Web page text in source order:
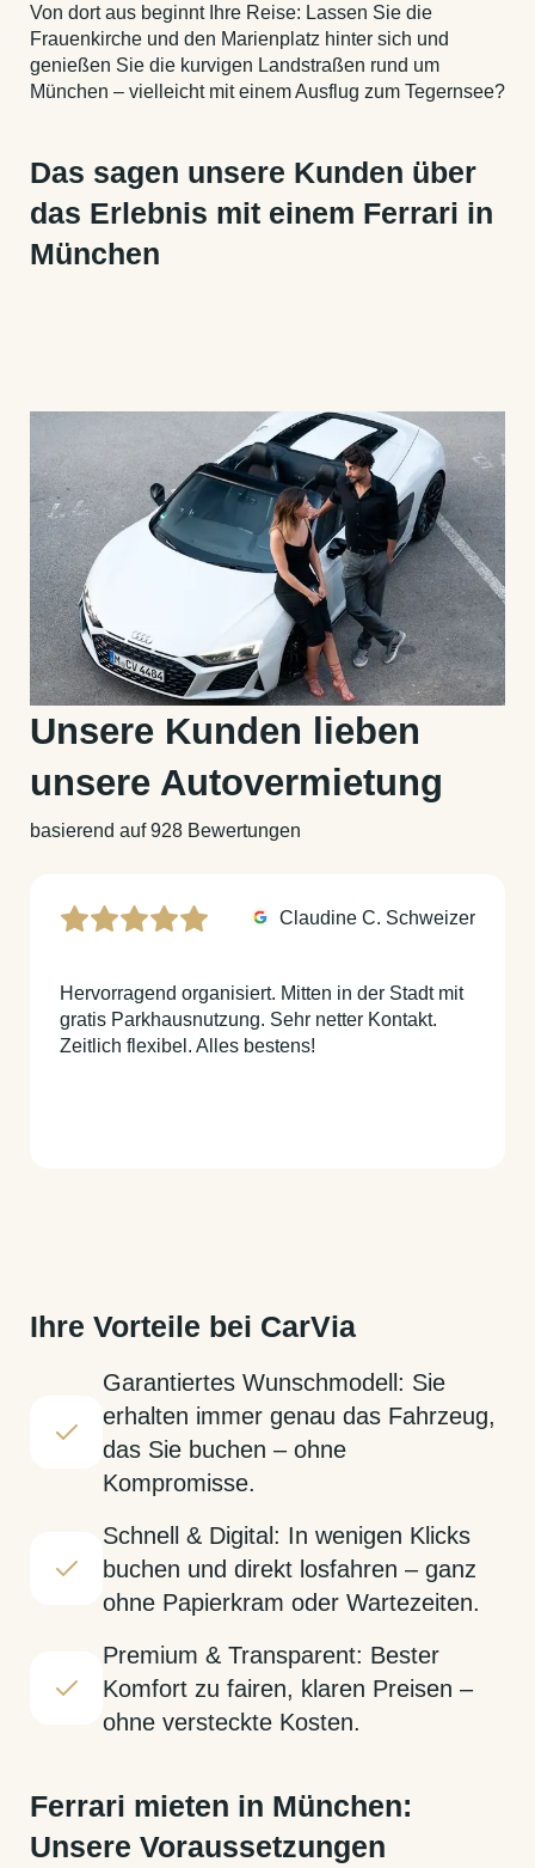
Von dort aus beginnt Ihre Reise: Lassen Sie die
Frauenkirche und den Marienplatz hinter sich und
genießen Sie die kurvigen Landstraßen rund um
München – vielleicht mit einem Ausflug zum Tegernsee?
Das sagen unsere Kunden über
das Erlebnis mit einem Ferrari in
München
Unsere Kunden lieben
unsere Autovermietung
basierend auf 928 Bewertungen
Claudine C. Schweizer
Hervorragend organisiert. Mitten in der Stadt mit
gratis Parkhausnutzung. Sehr netter Kontakt.
Zeitlich flexibel. Alles bestens!
Ihre Vorteile bei CarVia
Garantiertes Wunschmodell: Sie
erhalten immer genau das Fahrzeug,
das Sie buchen – ohne
Kompromisse.
Schnell & Digital: In wenigen Klicks
buchen und direkt losfahren – ganz
ohne Papierkram oder Wartezeiten.
Premium & Transparent: Bester
Komfort zu fairen, klaren Preisen –
ohne versteckte Kosten.
Ferrari mieten in München:
Unsere Voraussetzungen